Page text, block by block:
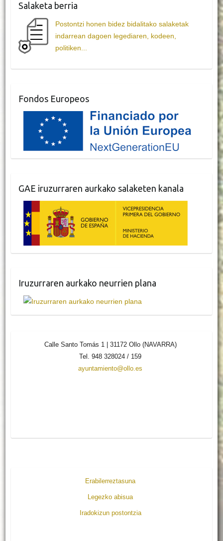
Salaketa berria
Postontzi honen bidez bidalitako salaketak
indarrean dagoen legediaren, kodeen,
politiken...
Fondos Europeos
GAE iruzurraren aurkako salaketen kanala
Iruzurraren aurkako neurrien plana
Calle Santo Tomás 1 | 31172 Ollo (NAVARRA)
Tel. 948 328024 / 159
ayuntamiento@ollo.es
Erabilerreztasuna
Legezko abisua
Iradokizun postontzia